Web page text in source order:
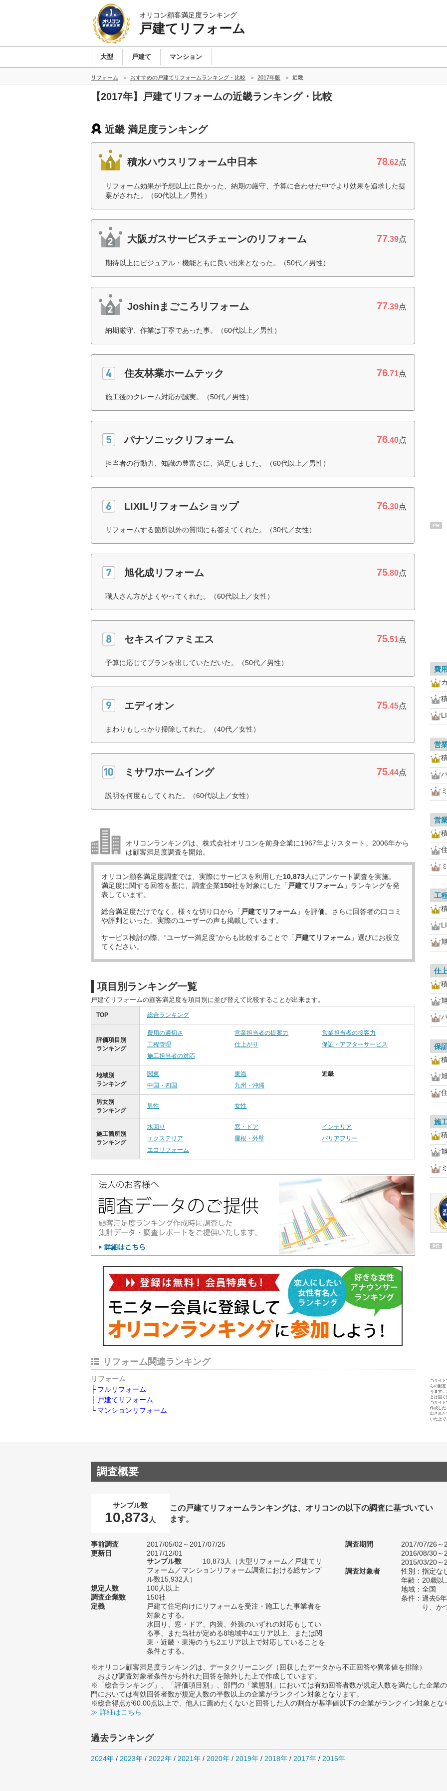
オリコン顧客満足度ランキング
戸建てリフォーム
大型 戸建て マンション
リフォーム おすすめの戸建てリフォームランキング・比較 2017年版 近畿
【2017年】戸建てリフォームの近畿ランキング・比較
近畿 満足度ランキング
積水ハウスリフォーム中日本 78.62点
リフォーム効果が予想以上に良かった、納期の厳守、予算に合わせた中でより効果を追求した提
案がされた。（60代以上／男性）
大阪ガスサービスチェーンのリフォーム 77.39点
期待以上にビジュアル・機能ともに良い出来となった。（50代／男性）
Joshinまごころリフォーム 77.39点
納期厳守、作業は丁寧であった事。（60代以上／男性）
住友林業ホームテック 76.71点
施工後のクレーム対応が誠実。（50代／男性）
パナソニックリフォーム 76.40点
担当者の行動力、知識の豊富さに、満足しました。（60代以上／男性）
LIXILリフォームショップ 76.30点
リフォームする箇所以外の質問にも答えてくれた。（30代／女性）
旭化成リフォーム 75.80点
職人さん方がよくやってくれた。（60代以上／女性）
セキスイファミエス 75.51点
予算に応じてプランを出していただいた。（50代／男性）
エディオン 75.45点
まわりもしっかり掃除してれた。（40代／女性）
ミサワホームイング 75.44点
説明を何度もしてくれた。（60代以上／女性）
オリコンランキングは、株式会社オリコンを前身企業に1967年よりスタート。2006年から
は顧客満足度調査を開始。
オリコン顧客満足度調査では、実際にサービスを利用した10,873人にアンケート調査を実施。
満足度に関する回答を基に、調査企業150社を対象にした「 戸建てリフォーム 」ランキングを発
表しています。
総合満足度だけでなく、様々な切り口から「 戸建てリフォーム 」を評価。さらに回答者の口コミ
や評判といった、実際のユーザーの声も掲載しています。
サービス検討の際、“ユーザー満足度”からも比較することで「 戸建てリフォーム 」選びにお役立
てください。
項目別ランキング一覧
戸建てリフォームの顧客満足度を項目別に並び替えて比較することが出来ます。
TOP 総合ランキング
評価項目別
ランキング
費用の適切さ 営業担当者の提案力
営業担当者の接客力
工程管理
仕上がり
保証・アフターサービス
施工担当者の対応
地域別
ランキング
関東 東海
近畿
中国・四国
九州・沖縄
男女別
ランキング
男性 女性
施工箇所別
ランキング
水回り 窓・ドア
インテリア
エクステリア
屋根・外壁
バリアフリー
エコリフォーム
リフォーム関連ランキング
リフォーム
フルリフォーム
戸建てリフォーム
マンションリフォーム
PR
費
営
営
工
仕
保
施
PR
当サイ
らの配
ります
とは固く
当サイ
作成した
出された
いた上で
調査概要
サンプル数
10,873 人
この戸建てリフォームランキングは、オリコンの以下の調査に基づいてい
ます。
事前調査
2017/05/02～2017/07/25
更新日
2017/12/01
サンプル数
10,873人（大型リフォーム／戸建てリ
フォーム／マンションリフォーム調査における総サンプ
ル数15,932人）
規定人数
100人以上
調査企業数
150社
定義
戸建て住宅向けにリフォームを受注・施工した事業者を
対象とする。
水回り、窓・ドア、内装、外装のいずれの対応もしてい
る事、また当社が定める8地域中4エリア以上、または関
東・近畿・東海のうち2エリア以上で対応していることを
条件とする。
調査期間
2017/07/26～
2016/08/30～
2015/03/20～
調査対象者
性別：指定な
年齢：20歳以
地域：全国
条件：過去5
り、か
※オリコン顧客満足度ランキングは、データクリーニング（回収したデータから不正回答や異常値を排除）
および調査対象者条件から外れた回答を除外した上で作成しています。
※「総合ランキング」、「評価項目別」、部門の「業態別」においては有効回答者数が規定人数を満たした企業
門においては有効回答者数が規定人数の半数以上の企業がランクイン対象となります。
※総合得点が60.00点以上で、他人に薦めたくないと回答した人の割合が基準値以下の企業がランクイン対象とな
≫ 詳細はこちら
過去ランキング
2024年 / 2023年 / 2022年 / 2021年 / 2020年 / 2019年 / 2018年 / 2017年 / 2016年